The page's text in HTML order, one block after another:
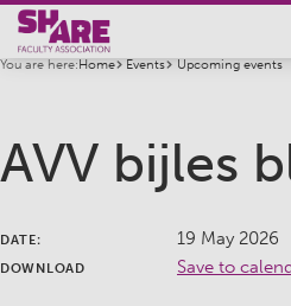
You are here:Home Events Upcoming events
AVV bijles
DATE: 19 May 2026
DOWNLOAD Save to